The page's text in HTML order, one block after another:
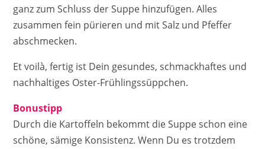
ganz zum Schluss der Suppe hinzufügen. Alles
zusammen fein pürieren und mit Salz und Pfeffer
abschmecken.
Et voilà, fertig ist Dein gesundes, schmackhaftes und
nachhaltiges Oster-Frühlingssüppchen.
Bonustipp
Durch die Kartoffeln bekommt die Suppe schon eine
schöne, sämige Konsistenz. Wenn Du es trotzdem